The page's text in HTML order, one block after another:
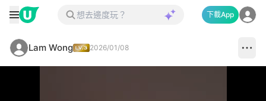
下載App
Lam Wong 2026/01/08